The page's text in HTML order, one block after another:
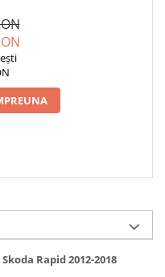
Rapid 2012-2018